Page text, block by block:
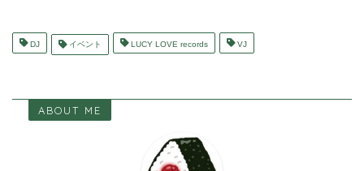
DJ イベント LUCY LOVE records VJ
ABOUT ME